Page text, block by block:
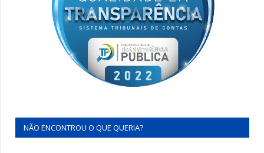
NÃO ENCONTROU O QUE QUERIA?